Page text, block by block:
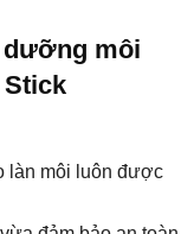
dưỡng môi
Stick
làn môi luôn được